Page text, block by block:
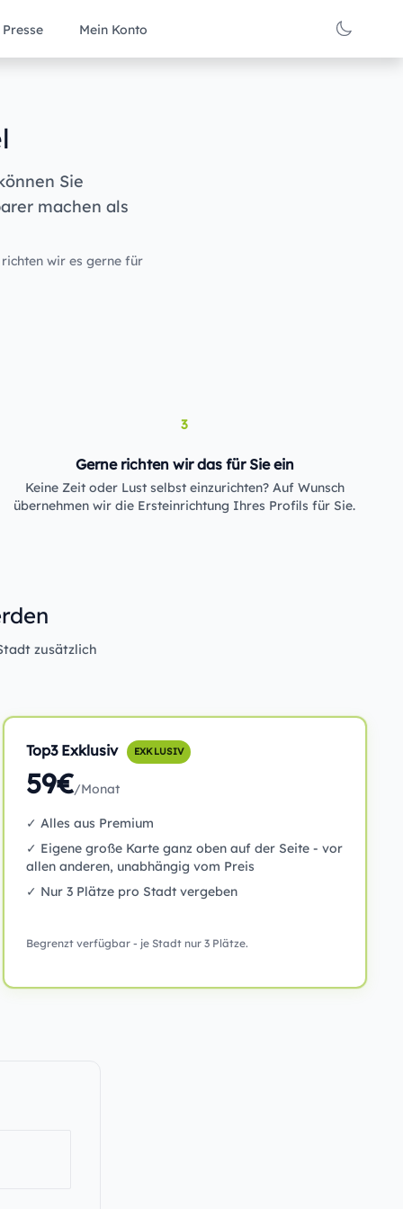
Presse Mein Konto
Sie
machen als
wir es gerne für
3
Gerne richten wir das für Sie ein
Keine Zeit oder Lust selbst einzurichten? Auf Wunsch
übernehmen wir die Ersteinrichtung Ihres Profils für Sie.
zusätzlich
Top3 Exklusiv EXKLUSIV
59€/Monat
✓ Alles aus Premium
✓ Eigene große Karte ganz oben auf der Seite - vor
allen anderen, unabhängig vom Preis
✓ Nur 3 Plätze pro Stadt vergeben
Begrenzt verfügbar - je Stadt nur 3 Plätze.